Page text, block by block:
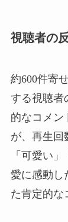
視聴者の
約600件寄
する視聴者
的なコメン
が、再生回
「可愛い
愛に感動し
た肯定的な